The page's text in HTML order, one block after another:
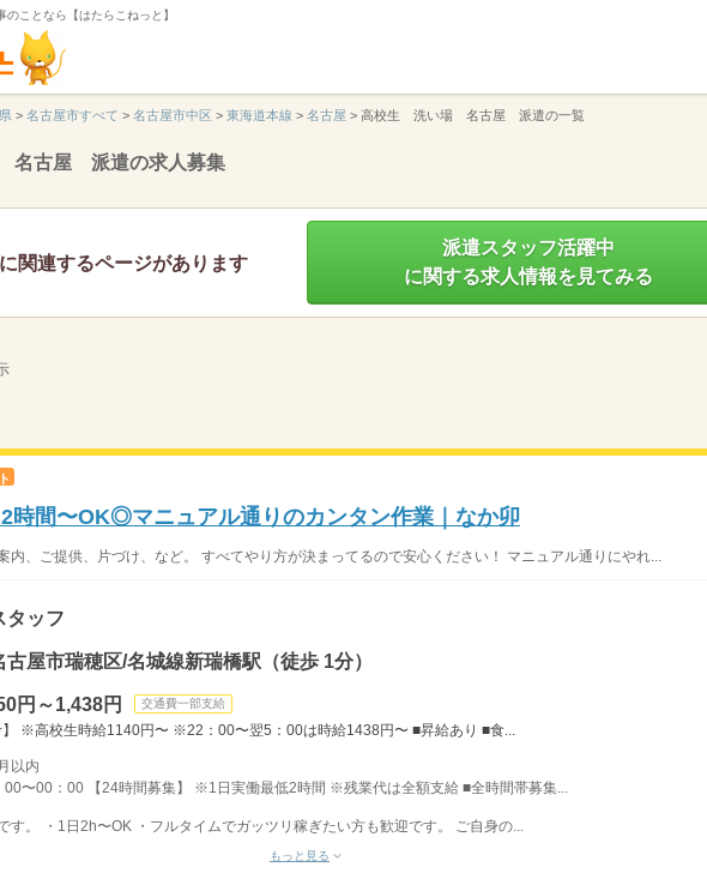
ことなら【はたらこねっと】
> 名古屋市すべて > 名古屋市中区 > 東海道本線 > 名古屋 > 高校生 洗い場 名古屋 派遣の一覧
古屋 派遣の求人募集
関連するページがあります
派遣スタッフ活躍中
に関する求人情報を見てみる
時間〜OK◎マニュアル通りのカンタン作業｜なか卯
内、ご提供、片づけ、など。 すべてやり方が決まってるので安心ください！ マニュアル通りにやれ...
タッフ
古屋市瑞穂区/名城線新瑞橋駅（徒歩 1分）
円～1,438円 交通費一部支給
】 ※高校生時給1140円〜 ※22：00〜翌5：00は時給1438円〜 ■昇給あり ■食...
月以内
00〜00：00 【24時間募集】 ※1日実働最低2時間 ※残業代は全額支給 ■全時間帯募集...
す。 ・1日2h〜OK ・フルタイムでガッツリ稼ぎたい方も歓迎です。 ご自身の...
もっと見る